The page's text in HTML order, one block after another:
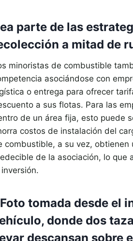
parte de las
a mitad de
minoristas de combustible
asociándose con
o entrega para ofrecer
a sus flotas. Para las
de un área fija, esto puede
costos de instalación del
combustible, a su vez, obtienen
de la asociación, lo que